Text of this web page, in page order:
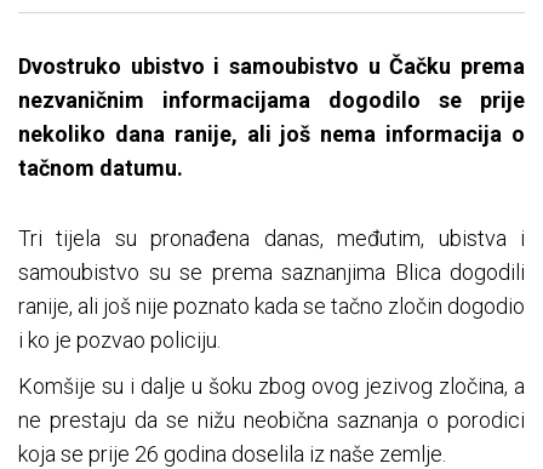
Dvostruko ubistvo i samoubistvo u Čačku prema
nezvaničnim informacijama dogodilo se prije
nekoliko dana ranije, ali još nema informacija o
tačnom datumu.
Tri tijela su pronađena danas, međutim, ubistva i
samoubistvo su se prema saznanjima Blica dogodili
ranije, ali još nije poznato kada se tačno zločin dogodio
i ko je pozvao policiju.
Komšije su i dalje u šoku zbog ovog jezivog zločina, a
ne prestaju da se nižu neobična saznanja o porodici
koja se prije 26 godina doselila iz naše zemlje.